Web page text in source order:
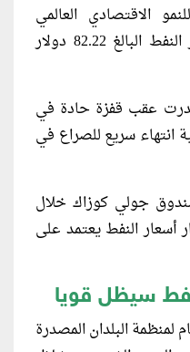
الاقتصادي العالمي
‌بنسبة ⁠3.1% إلى متوسط سعر النفط البالغ 82.22 دولار
عقب قفزة حادة في
انتهاء سريع للصراع في
جولي كوزاك خلال
النفط يعتمد على
سيظل قويا
لمنظمة البلدان المصدرة